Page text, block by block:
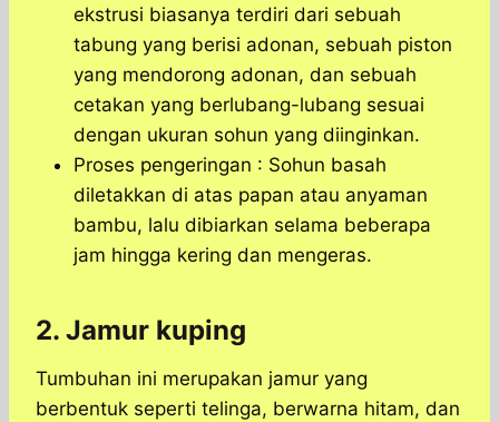
ekstrusi biasanya terdiri dari sebuah
tabung yang berisi adonan, sebuah piston
yang mendorong adonan, dan sebuah
cetakan yang berlubang-lubang sesuai
dengan ukuran sohun yang diinginkan.
Proses pengeringan : Sohun basah
diletakkan di atas papan atau anyaman
bambu, lalu dibiarkan selama beberapa
jam hingga kering dan mengeras.
2. Jamur kuping
Tumbuhan ini merupakan jamur yang
berbentuk seperti telinga, berwarna hitam, dan